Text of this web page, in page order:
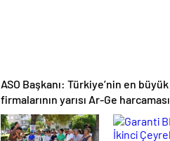
ASO Başkanı: Türkiye’nin en büyük
firmalarının yarısı Ar-Ge harcaması
yapmıyor